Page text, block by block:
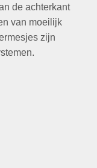
de achterkant
van moeilijk
zijn